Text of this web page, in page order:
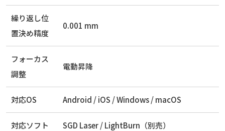
繰り返し位
置決め精度
0.001 mm
フォーカス
調整
電動昇降
対応OS Android / iOS / Windows / macOS
対応ソフト SGD Laser / LightBurn（別売）